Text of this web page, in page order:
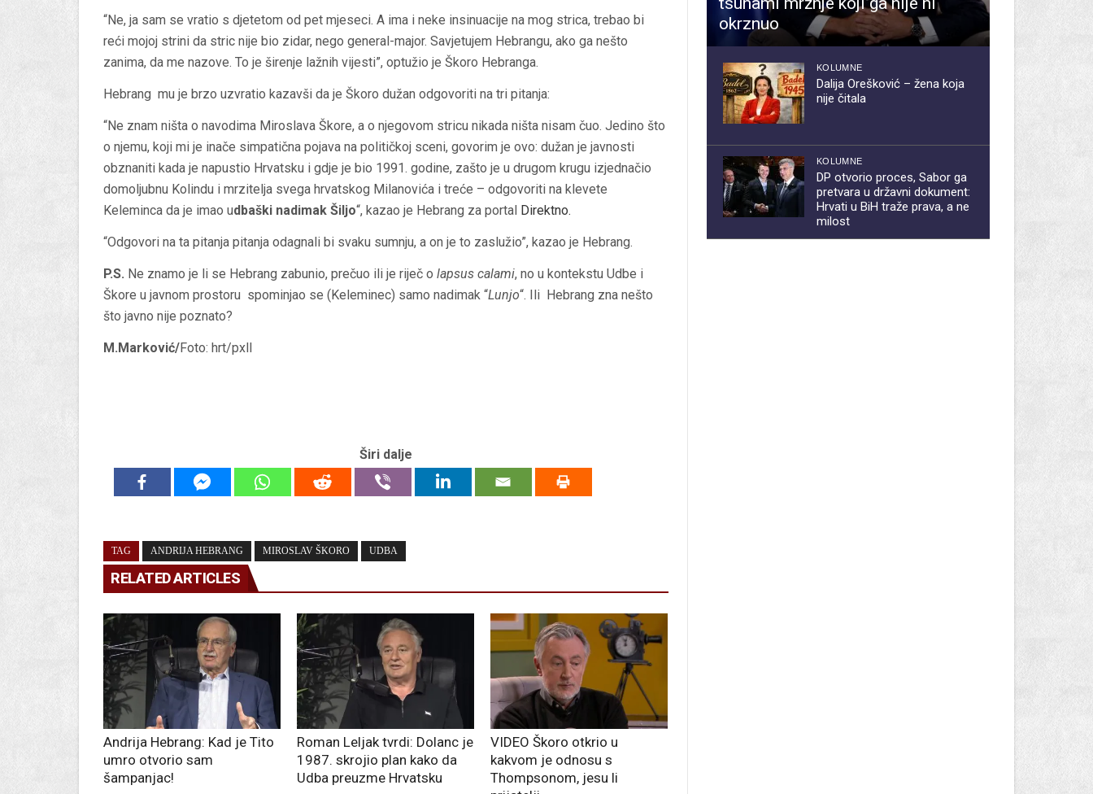
“Ne, ja sam se vratio s djetetom od pet mjeseci. A ima i neke insinuacije na mog strica, trebao bi
reći mojoj strini da stric nije bio zidar, nego general-major. Savjetujem Hebrangu, ako ga nešto
zanima, da me nazove. To je širenje lažnih vijesti”, optužio je Škoro Hebranga.
Hebrang mu je brzo uzvratio kazavši da je Škoro dužan odgovoriti na tri pitanja:
“Ne znam ništa o navodima Miroslava Škore, a o njegovom stricu nikada ništa nisam čuo. Jedino što
o njemu, koji mi je inače simpatična pojava na političkoj sceni, govorim je ovo: dužan je javnosti
obznaniti kada je napustio Hrvatsku i gdje je bio 1991. godine, zašto je u drugom krugu izjednačio
domoljubnu Kolindu i mrzitelja svega hrvatskog Milanovića i treće – odgovoriti na klevete
Keleminca da je imao udbaški nadimak Šiljo“, kazao je Hebrang za portal Direktno.
“Odgovori na ta pitanja pitanja odagnali bi svaku sumnju, a on je to zaslužio”, kazao je Hebrang.
P.S. Ne znamo je li se Hebrang zabunio, prečuo ili je riječ o lapsus calami, no u kontekstu Udbe i
Škore u javnom prostoru spominjao se (Keleminec) samo nadimak “Lunjo“. Ili Hebrang zna nešto
što javno nije poznato?
M.Marković/Foto: hrt/pxll
Širi dalje
TAG ANDRIJA HEBRANG MIROSLAV ŠKORO UDBA
RELATED ARTICLES
Andrija Hebrang: Kad je Tito
umro otvorio sam
šampanjac!
Roman Leljak tvrdi: Dolanc je
1987. skrojio plan kako da
Udba preuzme Hrvatsku
VIDEO Škoro otkrio u
kakvom je odnosu s
Thompsonom, jesu li
okrznuo
KOLUMNE
Dalija Orešković – žena koja
nije čitala
KOLUMNE
DP otvorio proces, Sabor ga
pretvara u državni dokument:
Hrvati u BiH traže prava, a ne
milost